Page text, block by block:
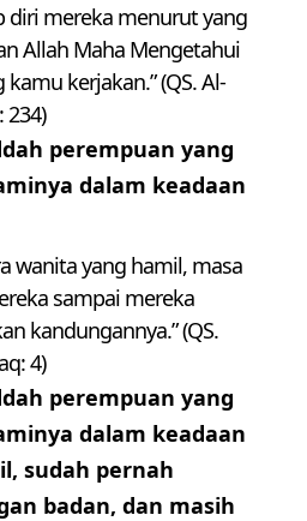
diri mereka menurut yang
Allah Maha Mengetahui
kamu kerjakan.” (QS. Al-
234)
perempuan yang
dalam keadaan
wanita yang hamil, masa
sampai mereka
kandungannya.” (QS.
4)
perempuan yang
dalam keadaan
sudah pernah
badan, dan masih